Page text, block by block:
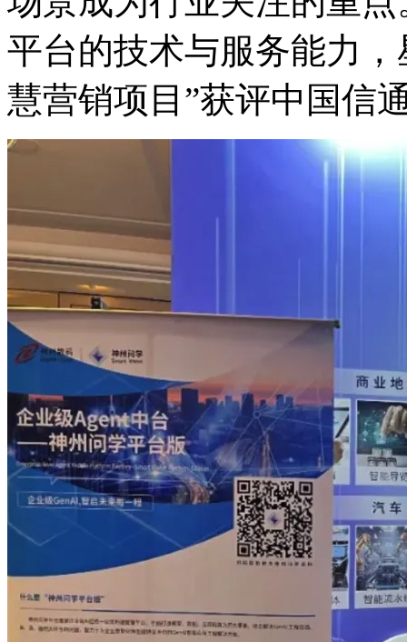
平台的技术与服务能力
慧营销项目”获评中国信